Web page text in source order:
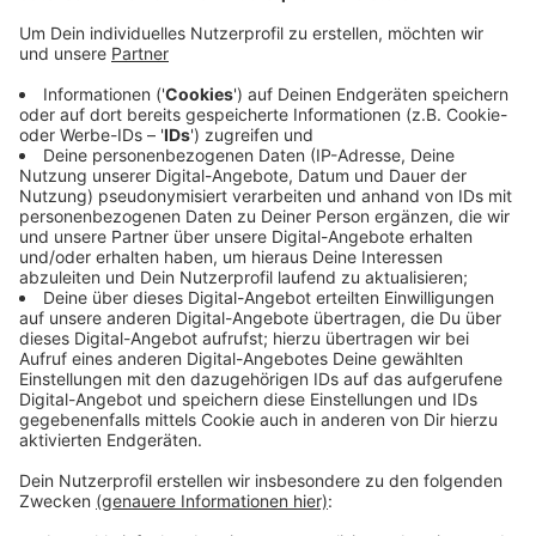
werden.
Nach Aachen ausgeliehen werden Figuren, die auf
das gemeinsame Erbe von Lüttich und Aachen
verweisen, wie ein Karnvelsprinz und ein Bergmann.
Außerdem kann im Foyer ein Computerspiel mit
den Figuren gespielt werden. Die Ausstellung läuft
bis zum 6. August.
Alle elf Riesen in Aktion sehen kann man am 15.
August. Dann findet wieder einUmzug in Lüttich
statt.
Veröffentlicht:Dienstag, 04.07.2023 07:00
Anzeige